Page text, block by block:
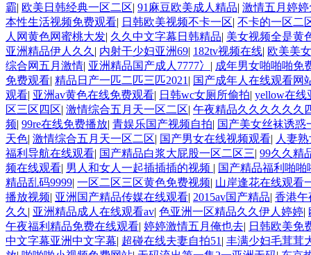
霸| 欧美日韩经典一区二区| 91麻豆欧美成人精品| 激情五月婷
本性生活视频免费观看| 日韩欧美视频不卡一区| 不卡的一区二
人网黄色网蜜桃大发| 久久中文字幕日韩精品| 美女视频全是黄
亚洲精品伊人久久 | 内射干少妇亚洲69| 182tv视频在线| 欧美美
综合网五月激情| 亚洲精品国产成人7777冫 | 成年男女啪啪啪免
免费观看| 精品日产一匹二匹三匹2021 | 国产成年人在线观看网
观看| 亚洲av黄色在线免费观看| 日韩wc女厕所偷拍| yellow在线
区三区四区| 激情综合五月天一区二区| 午夜精品久久久久久久
频| 99re在线免费播放| 青娱乐国产视频自拍| 国产美女丝袜诱惑
天色| 激情综合五月天一区二区| 国产男女在线视频观看| 人妻
福利导航在线观看| 国产精品白浆大屁股一区二区三| 99久久精
频在线观看| 男人和女人一起插插插的视频 | 国产精品福利啪啪
精品乱码9999| 一区二区三区黄色免费视频| 山岸逢花在线观看
播放视频| 亚洲国产精品传媒在线观看| 2015av国产精品| 香港午
久久 | 亚洲精品成人在线观看av| 色亚洲一区精品久久伊人婷婷|
午夜福利精品免费在线观看| 婷婷激情五月俺也去| 日韩欧美免
中文字幕亚洲中文字幕| 超碰在线夫妻自拍51 | 丰满少妇毛茸茸